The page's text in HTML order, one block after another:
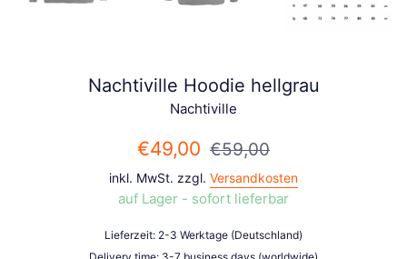
Nachtiville Hoodie hellgrau
Nachtiville
Sonderpreis
€49,00 Normaler
€59,00
inkl. MwSt. zzgl. Versandkosten
auf Lager - sofort lieferbar
Lieferzeit: 2-3 Werktage (Deutschland)